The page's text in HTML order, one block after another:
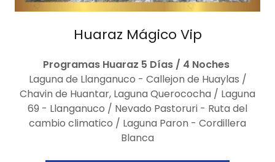
Huaraz Mágico Vip
Programas Huaraz 5 Días / 4 Noches
Laguna de Llanganuco - Callejon de Huaylas /
Chavin de Huantar, Laguna Querococha / Laguna
69 - Llanganuco / Nevado Pastoruri - Ruta del
cambio climatico / Laguna Paron - Cordillera
Blanca